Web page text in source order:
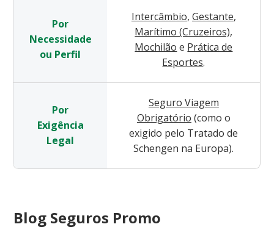
Por
Necessidade
ou Perfil
Intercâmbio, Gestante,
Marítimo (Cruzeiros),
Mochilão e Prática de
Esportes.
Por
Exigência
Legal
Seguro Viagem
Obrigatório (como o
exigido pelo Tratado de
Schengen na Europa).
Blog Seguros Promo